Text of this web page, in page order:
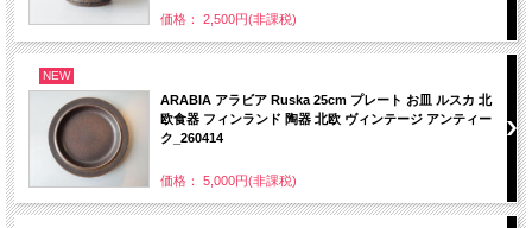
価格： 2,500円(非課税)
NEW
ARABIA アラビア Ruska 25cm プレート お皿 ルスカ 北
欧食器 フィンランド 陶器 北欧 ヴィンテージ アンティー
ク_260414
価格： 5,000円(非課税)